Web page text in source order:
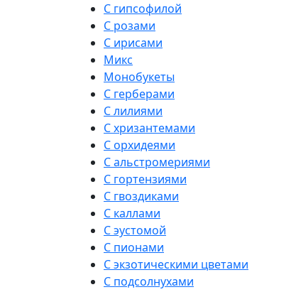
С гипсофилой
С розами
С ирисами
Микс
Монобукеты
С герберами
С лилиями
С хризантемами
С орхидеями
С альстромериями
С гортензиями
С гвоздиками
С каллами
С эустомой
С пионами
С экзотическими цветами
С подсолнухами